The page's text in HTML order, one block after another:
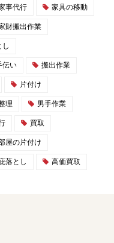
事代行 家具の移動
財搬出作業
し
伝い 搬出作業
片付け
理 男手作業
買取
屋の片付け
落とし 高価買取